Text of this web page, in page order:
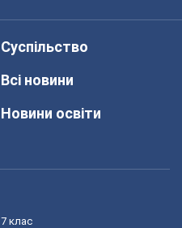
Суспільство
Всі новини
Новини освіти
7 клас